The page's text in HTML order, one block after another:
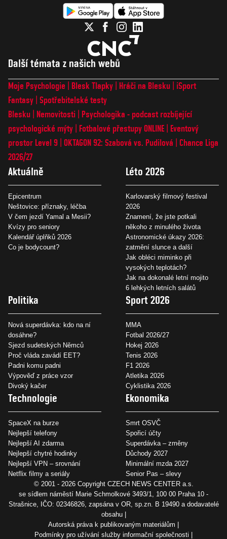
Další témata z našich webů
Moje Psychologie Blesk Tlapky Hráči na Blesku
iSport
Fantasy Spotřebitelské testy
Blesku
Nemovitosti
Psychologika - podcast rozbíjející
psychologické mýty
Fotbalové přestupy ONLINE
Eventový
prostor Level 9 OKTAGON 92: Szabová vs. Pudilová
Chance Liga
2026/27
Aktuálně
Epicentrum
Neštovice: příznaky, léčba
V čem jezdí Yamal a Mesii?
Kvízy pro seniory
Kalendář úplňků 2026
Co je bodycount?
Léto 2026
Karlovarský filmový festival
2026
Znamení, že jste potkali
někoho z minulého života
Astronomické úkazy 2026:
zatmění slunce a další
Jak obléci miminko při
vysokých teplotách?
Jak na dokonalé letní mojito
6 lehkých letních salátů
Politika
Nová superdávka: kdo na ní
dosáhne?
Sjezd sudetských Němců
Proč vláda zavádí EET?
Padni komu padni
Výpověď z práce vzor
Divoký kačer
Sport 2026
MMA
Fotbal 2026/27
Hokej 2026
Tenis 2026
F1 2026
Atletika 2026
Cyklistika 2026
Technologie
SpaceX na burze
Nejlepší telefony
Nejlepší AI zdarma
Nejlepší chytré hodinky
Nejlepší VPN – srovnání
Netflix filmy a seriály
Ekonomika
Smrt OSVČ
Spořicí účty
Superdávka – změny
Důchody 2027
Minimální mzda 2027
Senior Pas – slevy
© 2001 - 2026 Copyright CZECH NEWS CENTER a.s.
se sídlem náměstí Marie Schmolkové 3493/1, 100 00 Praha 10 -
Strašnice, IČO: 02346826, zapsána v OR, sp.zn. B 19490 a dodavatelé
obsahu
Autorská práva k publikovaným materiálům
Podmínky pro užívání služby informační společnosti